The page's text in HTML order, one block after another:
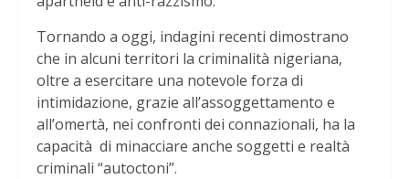
Tornando a oggi, indagini recenti dimostrano
che in alcuni territori la criminalità nigeriana,
oltre a esercitare una notevole forza di
intimidazione, grazie all’assoggettamento e
all’omertà, nei confronti dei connazionali, ha la
capacità di minacciare anche soggetti e realtà
criminali “autoctoni”.